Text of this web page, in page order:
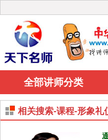
全部讲师分类
相关搜索-课程-形象礼